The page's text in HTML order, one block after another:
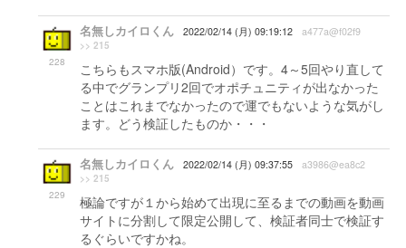
228
名無しカイロくん 2022/02/14 (月) 09:19:12 a477a@f02f9
>> 215
こちらもスマホ版(Android）です。4～5回やり直して
る中でグランプリ2回でオポチュニティが出なかった
ことはこれまでなかったので運でもないような気がし
ます。どう検証したものか・・・
229
名無しカイロくん 2022/02/14 (月) 09:37:55 a3986@ea8c2
>> 215
極論ですが１から始めて出現に至るまでの動画を動画
サイトに分割して限定公開して、検証者同士で検証す
るぐらいですかね。